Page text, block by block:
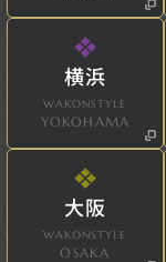
横浜
WAKONSTYLE
YOKOHAMA
大阪
WAKONSTYLE
OSAKA